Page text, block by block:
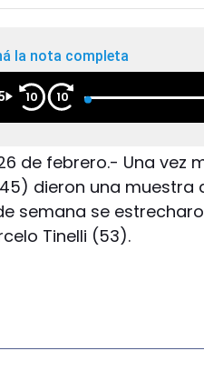
la nota completa
10 10
de febrero.- Una vez
dieron una muestra
semana se
Tinelli (53).